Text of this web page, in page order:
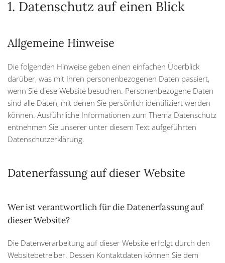
1. Datenschutz auf einen Blick
Allgemeine Hinweise
Die folgenden Hinweise geben einen einfachen Überblick
darüber, was mit Ihren personenbezogenen Daten passiert,
wenn Sie diese Website besuchen. Personenbezogene Daten
sind alle Daten, mit denen Sie persönlich identifiziert werden
können. Ausführliche Informationen zum Thema Datenschutz
entnehmen Sie unserer unter diesem Text aufgeführten
Datenschutzerklärung.
Datenerfassung auf dieser Website
Wer ist verantwortlich für die Datenerfassung auf
dieser Website?
Die Datenverarbeitung auf dieser Website erfolgt durch den
Websitebetreiber. Dessen Kontaktdaten können Sie dem